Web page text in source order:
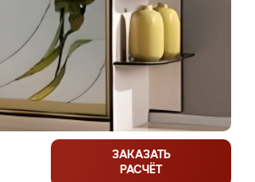
ЗАКАЗАТЬ
РАСЧЁТ